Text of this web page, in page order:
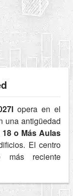
opera en el
una antigüedad
18 o Más Aulas
El centro
reciente